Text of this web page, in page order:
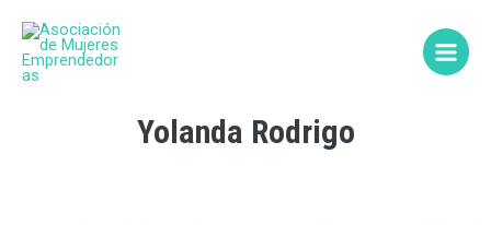
contenido
Menu
Yolanda Rodrigo